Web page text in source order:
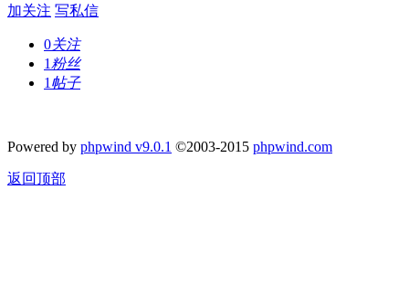
加关注 写私信
0关注
1 粉丝
1 帖子
Powered by phpwind v9.0.1 ©2003-2015 phpwind.com
返回顶部